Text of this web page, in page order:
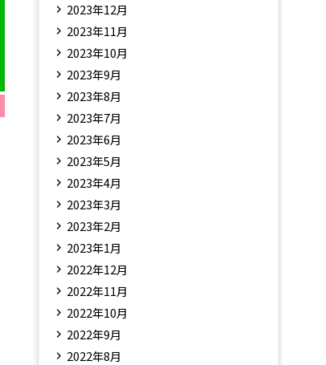
2023年12月
2023年11月
2023年10月
2023年9月
2023年8月
2023年7月
2023年6月
2023年5月
2023年4月
2023年3月
2023年2月
2023年1月
2022年12月
2022年11月
2022年10月
2022年9月
2022年8月